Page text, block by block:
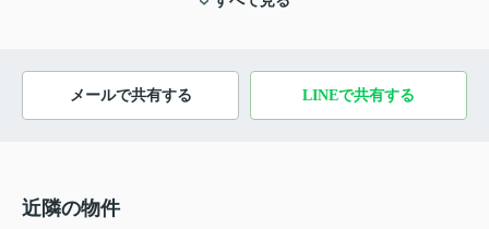
メールで共有する LINEで共有する
近隣の物件